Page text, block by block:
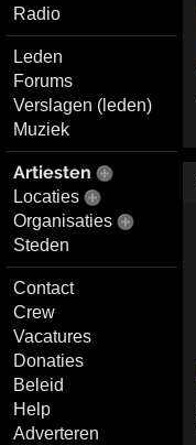
Radio
Leden
Forums
Verslagen (leden)
Muziek
Artiesten
Locaties
Organisaties
Steden
Contact
Crew
Vacatures
Donaties
Beleid
Help
Adverteren